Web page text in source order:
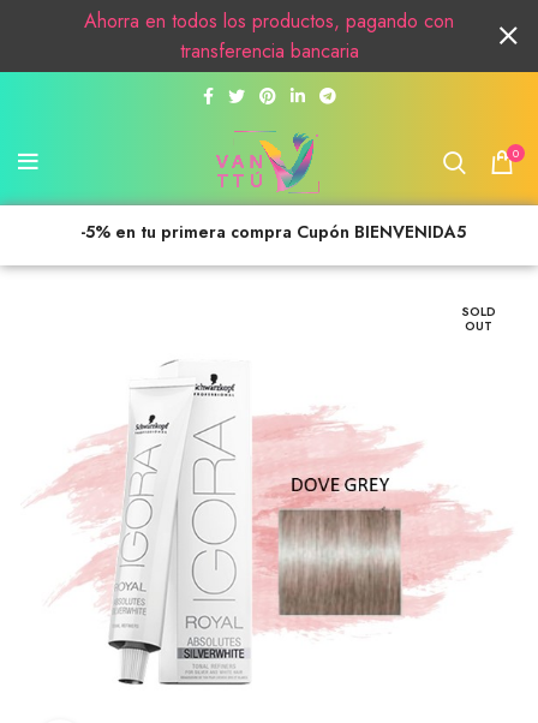
0
-5% en tu primera compra Cupón BIENVENIDA5
SOLD
OUT
Ahorra en todos los productos, pagando con
transferencia bancaria